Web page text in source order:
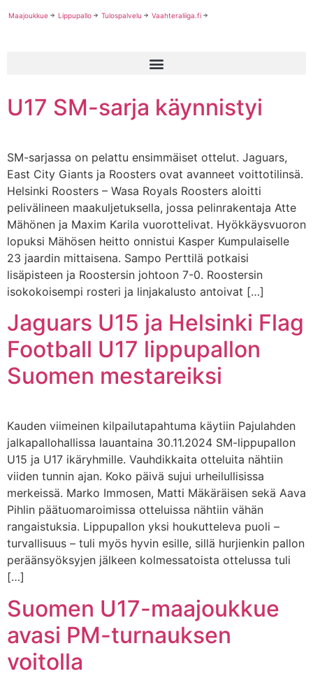
Maajoukkue Lippupallo Tulospalvelu Vaahteraliiga.fi
U17 SM-sarja käynnistyi
SM-sarjassa on pelattu ensimmäiset ottelut. Jaguars,
East City Giants ja Roosters ovat avanneet voittotilinsä.
Helsinki Roosters – Wasa Royals Roosters aloitti
pelivälineen maakuljetuksella, jossa pelinrakentaja Atte
Mähönen ja Maxim Karila vuorottelivat. Hyökkäysvuoron
lopuksi Mähösen heitto onnistui Kasper Kumpulaiselle
23 jaardin mittaisena. Sampo Perttilä potkaisi
lisäpisteen ja Roostersin johtoon 7-0. Roostersin
isokokoisempi rosteri ja linjakalusto antoivat […]
Jaguars U15 ja Helsinki Flag
Football U17 lippupallon
Suomen mestareiksi
Kauden viimeinen kilpailutapahtuma käytiin Pajulahden
jalkapallohallissa lauantaina 30.11.2024 SM-lippupallon
U15 ja U17 ikäryhmille. Vauhdikkaita otteluita nähtiin
viiden tunnin ajan. Koko päivä sujui urheilullisissa
merkeissä. Marko Immosen, Matti Mäkäräisen sekä Aava
Pihlin päätuomaroimissa otteluissa nähtiin vähän
rangaistuksia. Lippupallon yksi houkutteleva puoli –
turvallisuus – tuli myös hyvin esille, sillä hurjienkin pallon
peräänsyöksyjen jälkeen kolmessatoista ottelussa tuli
[…]
Suomen U17-maajoukkue
avasi PM-turnauksen
voitolla